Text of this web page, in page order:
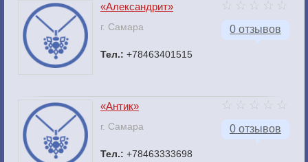
0 отзывов
«Александрит»
г. Самара
Тел.: +78463401515
0 отзывов
«Антик»
г. Самара
Тел.: +78463333698